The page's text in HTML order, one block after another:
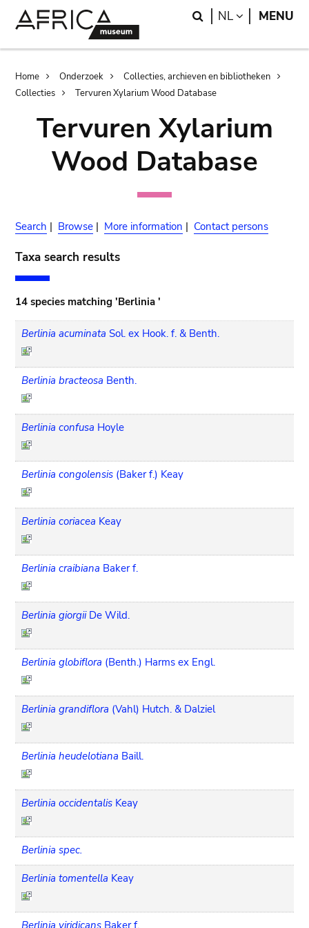
Search
NL LANGUAGE
MENU
Breadcrumb
Home Onderzoek
Collecties, archieven en bibliotheken
Collecties
Tervuren Xylarium Wood Database
Tervuren Xylarium
Wood Database
Search | Browse | More information | Contact persons
Taxa search results
14 species matching 'Berlinia '
Berlinia acuminata Sol. ex Hook. f. & Benth.
Berlinia bracteosa Benth.
Berlinia confusa Hoyle
Berlinia congolensis (Baker f.) Keay
Berlinia coriacea Keay
Berlinia craibiana Baker f.
Berlinia giorgii De Wild.
Berlinia globiflora (Benth.) Harms ex Engl.
Berlinia grandiflora (Vahl) Hutch. & Dalziel
Berlinia heudelotiana Baill.
Berlinia occidentalis Keay
Berlinia spec.
Berlinia tomentella Keay
Berlinia viridicans Baker f.